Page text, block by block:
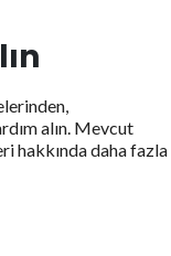
alın. Mevcut
hakkında daha fazla